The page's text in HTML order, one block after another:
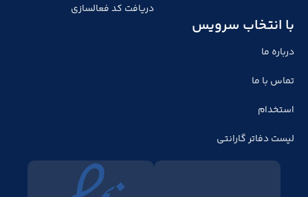
دریافت کد فعالسازی
با انتخاب سرویس
درباره ما
تماس با ما
استخدام
لیست دفاتر گارانتی